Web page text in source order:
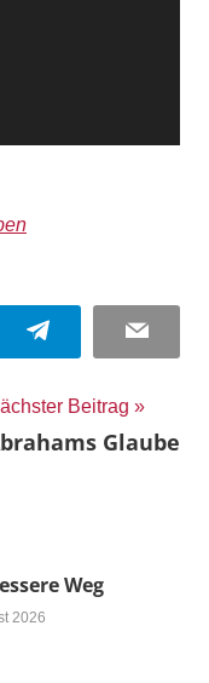
Telegram Email
Beitrag
Glaube
Weg
2026